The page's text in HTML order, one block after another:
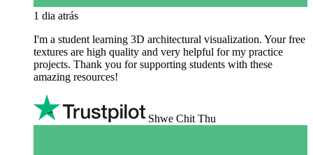
1 dia atrás
I'm a student learning 3D architectural visualization. Your free
textures are high quality and very helpful for my practice
projects. Thank you for supporting students with these
amazing resources!
Shwe Chit Thu